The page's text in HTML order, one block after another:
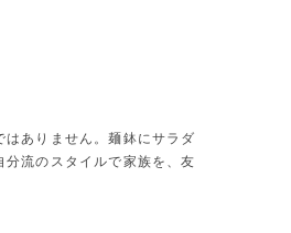
ありません。麺鉢にサラダ
流のスタイルで家族を、友